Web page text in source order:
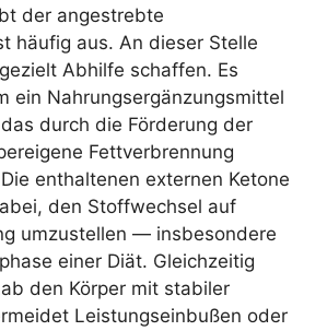
der angestrebte
häufig aus. An dieser Stelle
gezielt Abhilfe schaffen. Es
ein Nahrungsergänzungsmittel
durch die Förderung der
Fettverbrennung
enthaltenen externen Ketone
den Stoffwechsel auf
umzustellen — insbesondere
einer Diät. Gleichzeitig
den Körper mit stabiler
Leistungseinbußen oder